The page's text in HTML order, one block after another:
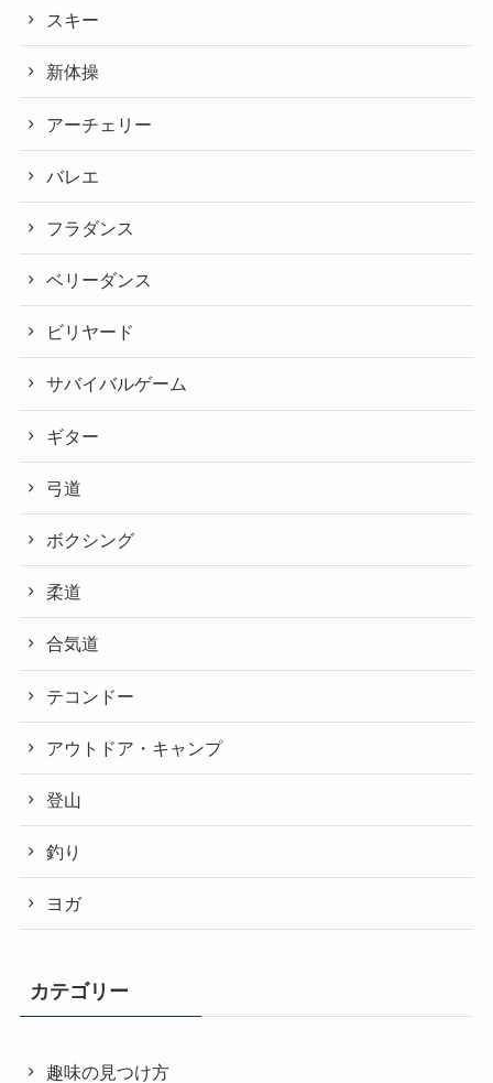
スキー
新体操
アーチェリー
バレエ
フラダンス
ベリーダンス
ビリヤード
サバイバルゲーム
ギター
弓道
ボクシング
柔道
合気道
テコンドー
アウトドア・キャンプ
登山
釣り
ヨガ
カテゴリー
趣味の見つけ方